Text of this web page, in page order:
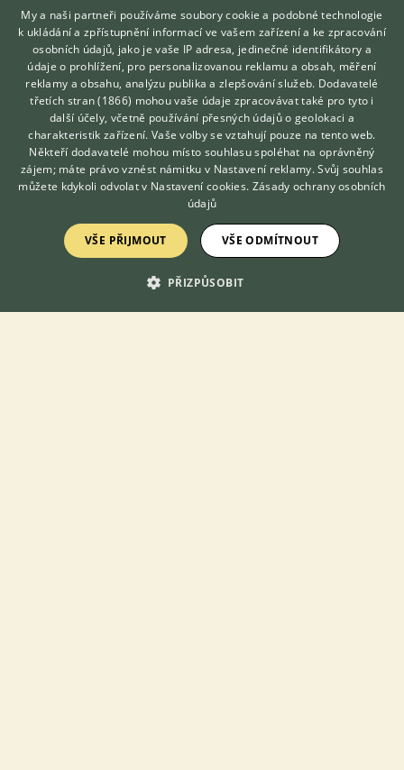
Štopať kačice a husi v krmnikoch a taraktarom?
11reakcí
28.6.2018 10:00
Husí vejce
2reakcí
4.4.2018 18:30
Neznámé zvíře
reakcí
24.10.2020 18:15
2 reakcí
27.8.2021 21:15
Houser napadá na nohy
Hledáte zvířecího kamaráda?
Zdarma vám poradí
VETERINÁŘ ONLINE
KONZULTOVAT S
VETERINÁŘEM
My a naši partneři používáme soubory cookie a podobné technologie
k ukládání a zpřístupnění informací ve vašem zařízení a ke zpracování
osobních údajů, jako je vaše IP adresa, jedinečné identifikátory a
údaje o prohlížení, pro personalizovanou reklamu a obsah, měření
reklamy a obsahu, analýzu publika a zlepšování služeb. Dodavatelé
třetích stran (1866) mohou vaše údaje zpracovávat také pro tyto i
další účely, včetně používání přesných údajů o geolokaci a
charakteristik zařízení. Vaše volby se vztahují pouze na tento web.
Někteří dodavatelé mohou místo souhlasu spoléhat na oprávněný
zájem; máte právo vznést námitku v Nastavení reklamy. Svůj souhlas
můžete kdykoli odvolat v Nastavení cookies. Zásady ochrany osobních
údajů
VŠE PŘIJMOUT VŠE ODMÍTNOUT
PŘIZPŮSOBIT